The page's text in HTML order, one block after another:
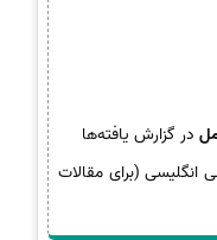
در گزارش یافته‌ها
انگلیسی (برای مقالات